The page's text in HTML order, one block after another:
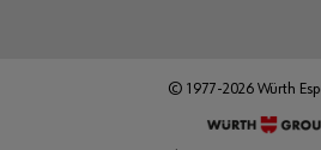
© 1977-2026 Würth